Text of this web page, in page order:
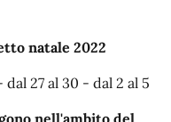
natale 2022
27 al 30 - dal 2 al 5
nell'ambito del